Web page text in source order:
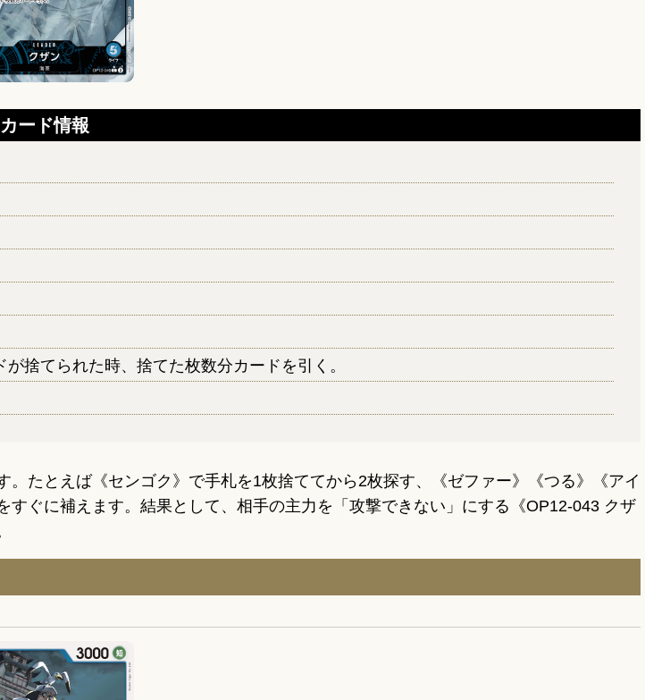
カード情報
捨てられた時、捨てた枚数分カードを引く。
たとえば《センゴク》で手札を1枚捨ててから2枚探す、《ゼファー》《つる》《アイ
ぐに補えます。結果として、相手の主力を「攻撃できない」にする《OP12-043 クザ